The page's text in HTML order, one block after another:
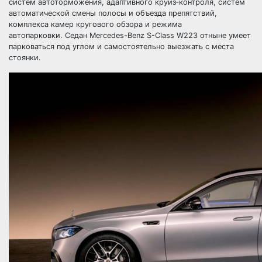
систем автоторможения, адаптивного круиз‑контроля, систем
автоматической смены полосы и объезда препятствий,
комплекса камер кругового обзора и режима
автопарковки. Седан Mercedes-Benz S-Class W223 отныне умеет
парковаться под углом и самостоятельно выезжать с места
стоянки.